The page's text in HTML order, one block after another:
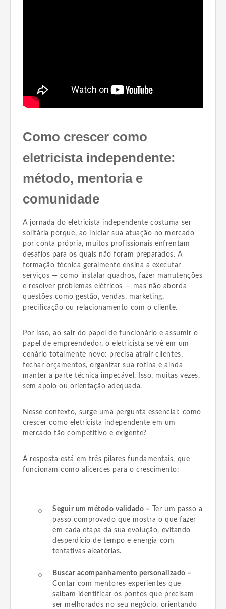
Como crescer como
eletricista independente:
método, mentoria e
comunidade
A jornada do eletricista independente costuma ser
solitária porque, ao iniciar sua atuação no mercado
por conta própria, muitos profissionais enfrentam
desafios para os quais não foram preparados. A
formação técnica geralmente ensina a executar
serviços — como instalar quadros, fazer manutenções
e resolver problemas elétricos — mas não aborda
questões como gestão, vendas, marketing,
precificação ou relacionamento com o cliente.
Por isso, ao sair do papel de funcionário e assumir o
papel de empreendedor, o eletricista se vê em um
cenário totalmente novo: precisa atrair clientes,
fechar orçamentos, organizar sua rotina e ainda
manter a parte técnica impecável. Isso, muitas vezes,
sem apoio ou orientação adequada.
Nesse contexto, surge uma pergunta essencial: como
crescer como eletricista independente em um
mercado tão competitivo e exigente?
A resposta está em três pilares fundamentais, que
funcionam como alicerces para o crescimento:
Seguir um método validado –
Ter um passo a
passo comprovado que mostra o que fazer
em cada etapa da sua evolução, evitando
desperdício de tempo e energia com
tentativas aleatórias.
Buscar acompanhamento personalizado –
Contar com mentores experientes que
saibam identificar os pontos que precisam
ser melhorados no seu negócio, orientando